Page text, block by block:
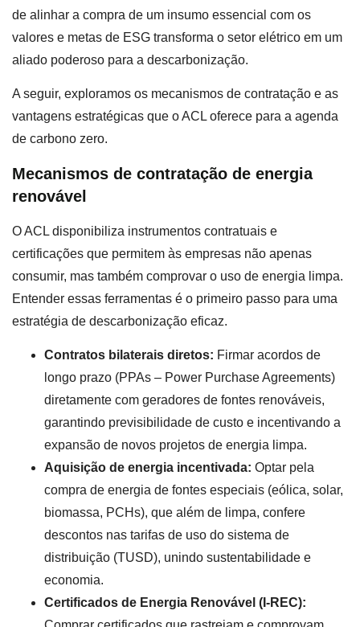
de alinhar a compra de um insumo essencial com os
valores e metas de ESG transforma o setor elétrico em um
aliado poderoso para a descarbonização.
A seguir, exploramos os mecanismos de contratação e as
vantagens estratégicas que o ACL oferece para a agenda
de carbono zero.
Mecanismos de contratação de energia
renovável
O ACL disponibiliza instrumentos contratuais e
certificações que permitem às empresas não apenas
consumir, mas também comprovar o uso de energia limpa.
Entender essas ferramentas é o primeiro passo para uma
estratégia de descarbonização eficaz.
Contratos bilaterais diretos: Firmar acordos de
longo prazo (PPAs – Power Purchase Agreements)
diretamente com geradores de fontes renováveis,
garantindo previsibilidade de custo e incentivando a
expansão de novos projetos de energia limpa.
Aquisição de energia incentivada: Optar pela
compra de energia de fontes especiais (eólica, solar,
biomassa, PCHs), que além de limpa, confere
descontos nas tarifas de uso do sistema de
distribuição (TUSD), unindo sustentabilidade e
economia.
Certificados de Energia Renovável (I-REC):